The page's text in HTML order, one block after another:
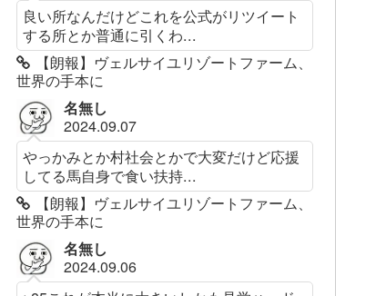
良い所なんだけどこれを公式がリツイート
する所とか普通に引くわ...
【朗報】ヴェルサイユリゾートファーム、
世界の手本に
名無し
2024.09.07
やっかみとか村社会とかで大変だけど応援
してる馬自身で食い扶持...
【朗報】ヴェルサイユリゾートファーム、
世界の手本に
名無し
2024.09.06